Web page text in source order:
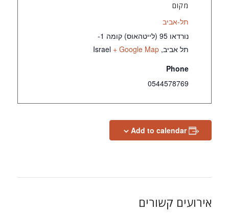
מקום
תל-אביב
נורדאו 95 (לייטהאוס) קומה 1-
תל אביב,
Israel + Google Map
Phone
0544578769
Add to calendar
אירועים קשורים